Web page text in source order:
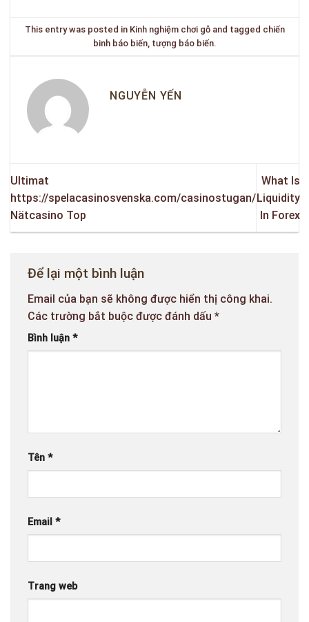
This entry was posted in Kinh nghiệm chơi gỗand tagged chiến
binh báo biến tượng báo biến.
NGUYỄN YẾN
Ultimat
https://spelacasinosvenska.com/casinostugan/
Nätcasino Top
What Is
Liquidity
In Forex
Để lại một bình luận
Email của bạn sẽ không được hiển thị công khai.
Các trường bắt buộc được đánh dấu *
Bình luận *
Tên *
Email *
Trang web